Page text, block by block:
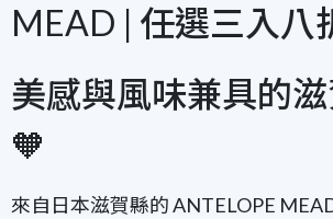
MEAD | 任選三入八
美感與風味兼具的
🧡
來自日本滋賀縣的 ANTELOPE